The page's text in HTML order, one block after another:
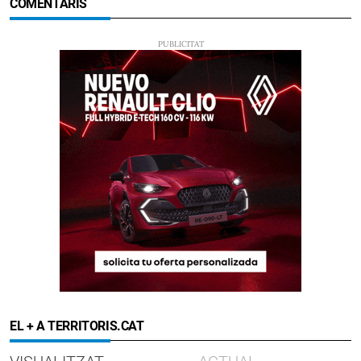
COMENTARIS
EL + A TERRITORIS.CAT